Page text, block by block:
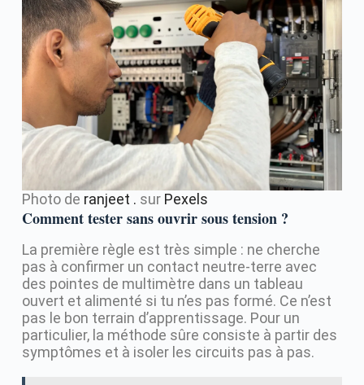
Photo de ranjeet . sur Pexels
Comment tester sans ouvrir sous tension ?
La première règle est très simple : ne cherche
pas à confirmer un contact neutre-terre avec
des pointes de multimètre dans un tableau
ouvert et alimenté si tu n’es pas formé. Ce n’est
pas le bon terrain d’apprentissage. Pour un
particulier, la méthode sûre consiste à partir des
symptômes et à isoler les circuits pas à pas.